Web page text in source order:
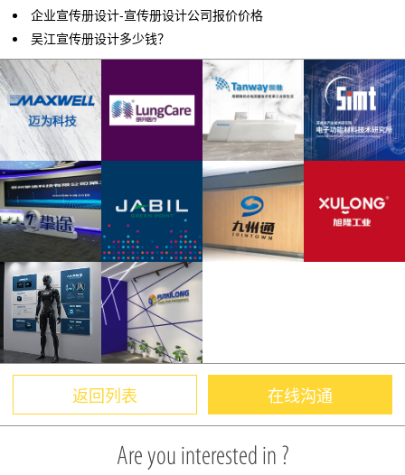
企业宣传册设计-宣传册设计公司报价价格
吴江宣传册设计多少钱？
返回列表 在线沟通
Are you interested in ?